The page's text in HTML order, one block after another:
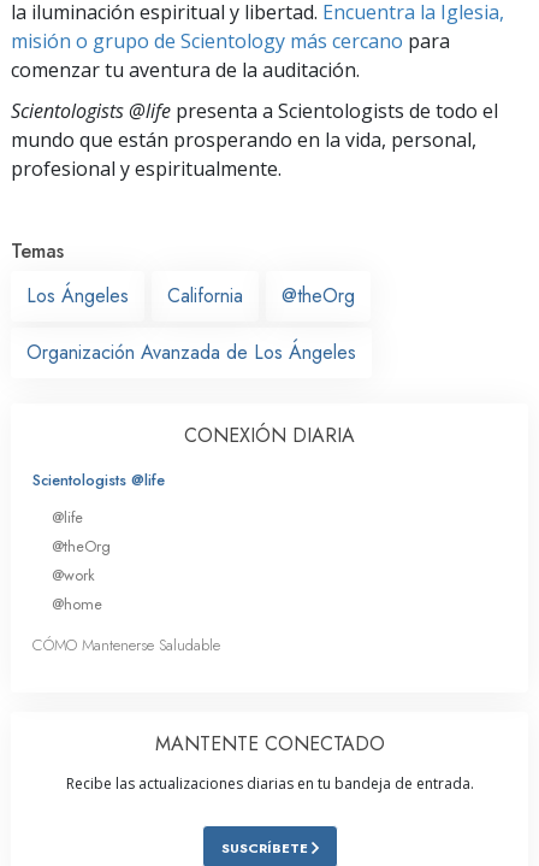
la iluminación espiritual y libertad. Encuentra la Iglesia,
misión o grupo de Scientology más cercano para
comenzar tu aventura de la auditación.
Scientologists @life presenta a Scientologists de todo el
mundo que están prosperando en la vida, personal,
profesional y espiritualmente.
Temas
Los Ángeles
California @theOrg
Organización Avanzada de Los Ángeles
CONEXIÓN DIARIA
Scientologists @life
@life
@theOrg
@work
@home
CÓMO Mantenerse Saludable
MANTENTE CONECTADO
Recibe las actualizaciones diarias en tu bandeja de entrada.
SUSCRÍBETE